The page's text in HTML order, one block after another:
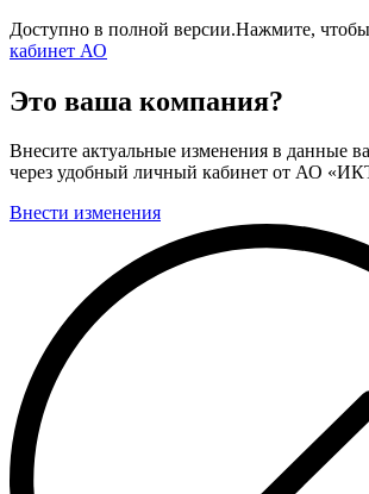
Доступно в полной версии.Нажмите, чтобы
кабинет АО
Это ваша компания?
Внесите актуальные изменения в данные
через удобный личный кабинет от АО
Внести изменения